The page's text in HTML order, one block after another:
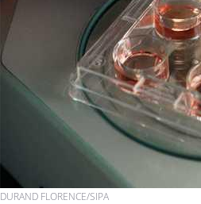
DURAND FLORENCE/SIPA